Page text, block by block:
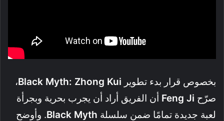
بخصوص قرار بدء تطوير Black Myth: Zhong Kui،
صرّح Feng Ji أن الفريق أراد أن يجرب بحرية وبجرأة
لعبة جديدة تمامًا ضمن سلسلة Black Myth. وأوضح